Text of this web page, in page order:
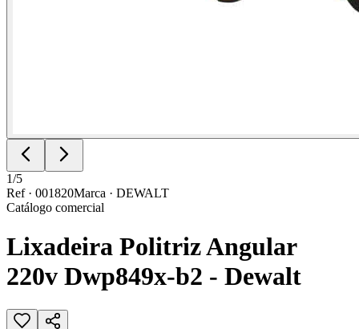
1/5
Ref · 001820Marca · DEWALT
Catálogo comercial
Lixadeira Politriz Angular
220v Dwp849x-b2 - Dewalt